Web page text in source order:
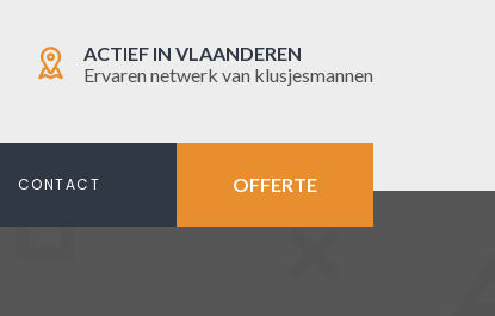
ACTIEF IN VLAANDEREN
Ervaren netwerk van klusjesmannen
CONTACT OFFERTE